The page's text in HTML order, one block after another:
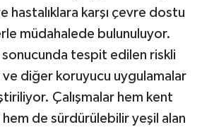
hastalıklara karşı çevre dostu
müdahalede bulunuluyor.
sonucunda tespit edilen riskli
ve diğer koruyucu uygulamalar
Çalışmalar hem kent
de sürdürülebilir yeşil alan